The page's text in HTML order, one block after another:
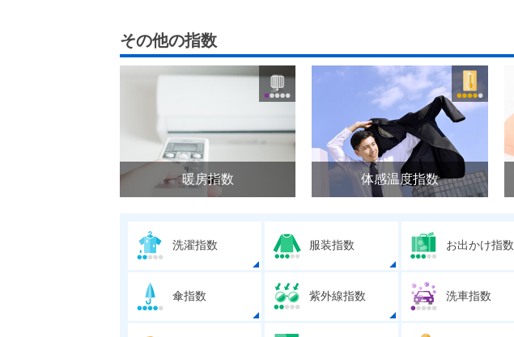
その他の指数
暖房指数 体感温度指数
洗濯指数 服装指数 お出かけ指数
傘指数 紫外線指数 洗車指数